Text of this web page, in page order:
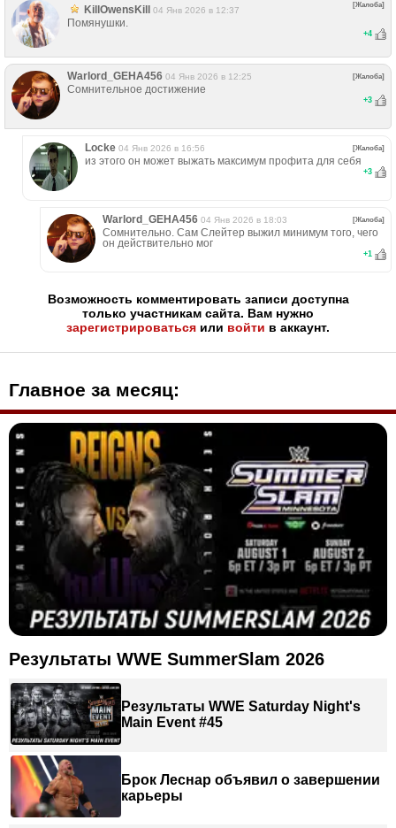
KillOwensKill 04 Янв 2026 в 12:37
[Жалоба]
Помянушки.
+4
Warlord_GEHA456 04 Янв 2026 в 12:25 [Жалоба]
Сомнительное достижение
+3
Locke 04 Янв 2026 в 16:56 [Жалоба]
из этого он может выжать максимум профита для себя
+3
Warlord_GEHA456 04 Янв 2026 в 18:03 [Жалоба]
Сомнительно. Сам Слейтер выжил минимум того, чего
он действительно мог
+1
Возможность комментировать записи доступна
только участникам сайта. Вам нужно
зарегистрироваться или войти в аккаунт.
Главное за месяц:
Результаты WWE SummerSlam 2026
Результаты WWE Saturday Night's
Main Event #45
Брок Леснар объявил о завершении
карьеры